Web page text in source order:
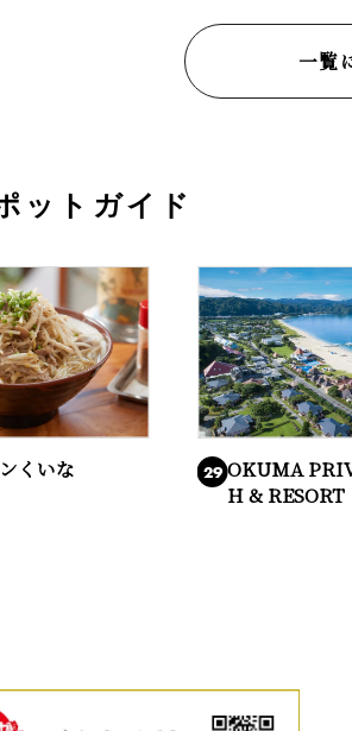
一覧
ットガイド
くいな 29 OKUMA
H & RESORT